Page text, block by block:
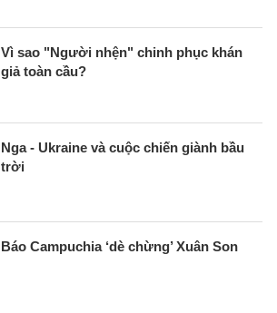
Vì sao "Người nhện" chinh phục khán
giả toàn cầu?
Nga - Ukraine và cuộc chiến giành bầu
trời
Báo Campuchia ‘dè chừng’ Xuân Son